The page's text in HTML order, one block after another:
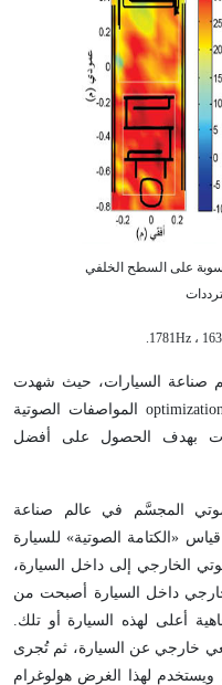
على السطح الخلفي
صناعة السيارات، حيث شهدت
الآونة الأخيرة طلباً متزايداً لأجل أَمثَلَة optimization المواصفات الصوتية
بهدف الحصول على أفضل
المجسَّم في عالم صناعة
«الكتامة الصوتية» للسيارة
الخارجي إلى داخل السيارة،
داخل السيارة أصبحت من
أعلى لهذه السيارة أو تلك.
خارجي عن السيارة، ثم تُجرى
ويستخدم لهذا الغرض هولوغرام